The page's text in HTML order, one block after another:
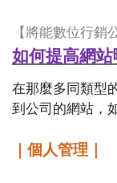
【將能數位行銷
如何提高網
在那麼多同類型
到公司的網站，
｜個人管理｜